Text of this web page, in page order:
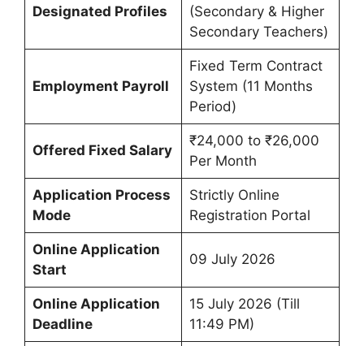
Designated Profiles
(Secondary & Higher
Secondary Teachers)
Employment Payroll
Fixed Term Contract
System (11 Months
Period)
Offered Fixed Salary
₹24,000 to ₹26,000
Per Month
Application Process
Mode
Strictly Online
Registration Portal
Online Application
Start
09 July 2026
Online Application
Deadline
15 July 2026 (Till
11:49 PM)